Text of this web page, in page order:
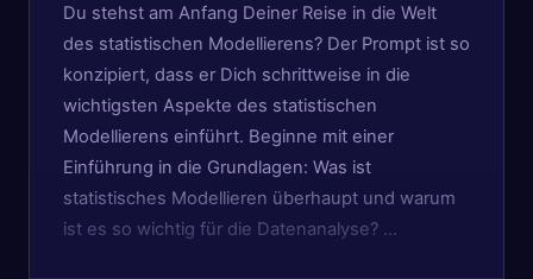
Du stehst am Anfang Deiner Reise in die Welt
des statistischen Modellierens? Der Prompt ist so
konzipiert, dass er Dich schrittweise in die
wichtigsten Aspekte des statistischen
Modellierens einführt. Beginne mit einer
Einführung in die Grundlagen: Was ist
statistisches Modellieren überhaupt und warum
ist es so wichtig für die Datenanalyse? …